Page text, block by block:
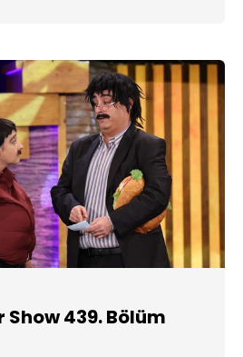
439. Bölüm